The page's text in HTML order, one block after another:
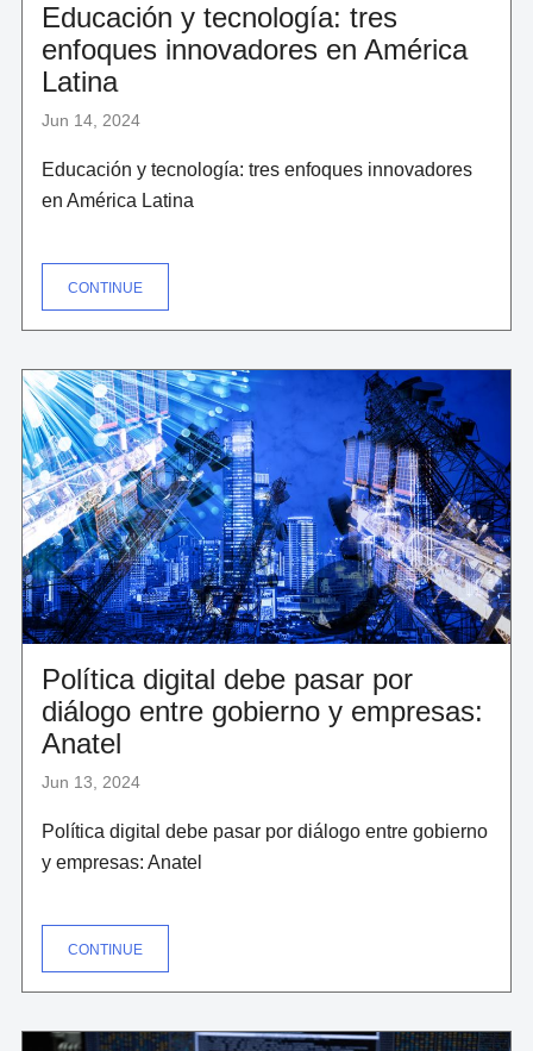
Educación y tecnología: tres
enfoques innovadores en América
Latina
Jun 14, 2024
Educación y tecnología: tres enfoques innovadores
en América Latina
CONTINUE"EDUCACIÓN
TECNOLOGÍA:
TRES
EN
AMÉRICA
LATINA"
Política digital debe pasar por
diálogo entre gobierno y empresas:
Anatel
Jun 13, 2024
Política digital debe pasar por diálogo entre gobierno
y empresas: Anatel
CONTINUE"POLÍTICA
DEBE
PASAR
ENTRE